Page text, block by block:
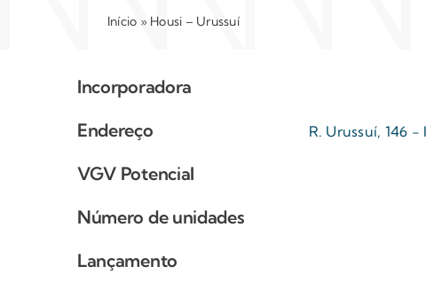
Início » Housi – Urussuí
Incorporadora
Endereço R. Urussuí, 146 -
VGV Potencial
Número de unidades
Lançamento